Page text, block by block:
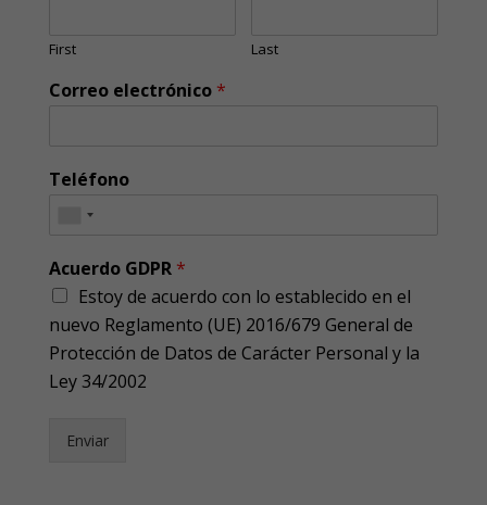
First Last
Correo electrónico *
Teléfono
Acuerdo GDPR *
Estoy de acuerdo con lo establecido en el
nuevo Reglamento (UE) 2016/679 General de
Protección de Datos de Carácter Personal y la
Ley 34/2002
Enviar